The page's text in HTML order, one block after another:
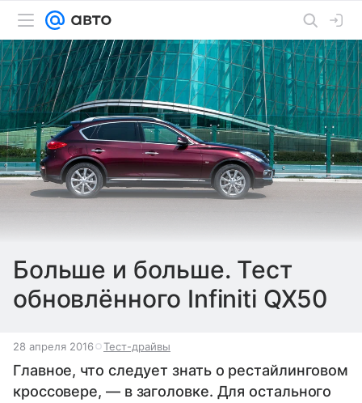
Больше и больше. Тест
обновлённого Infiniti QX50
28 апреля 2016 Тест-драйвы
Главное, что следует знать о рестайлинговом
кроссовере, — в заголовке. Для остального